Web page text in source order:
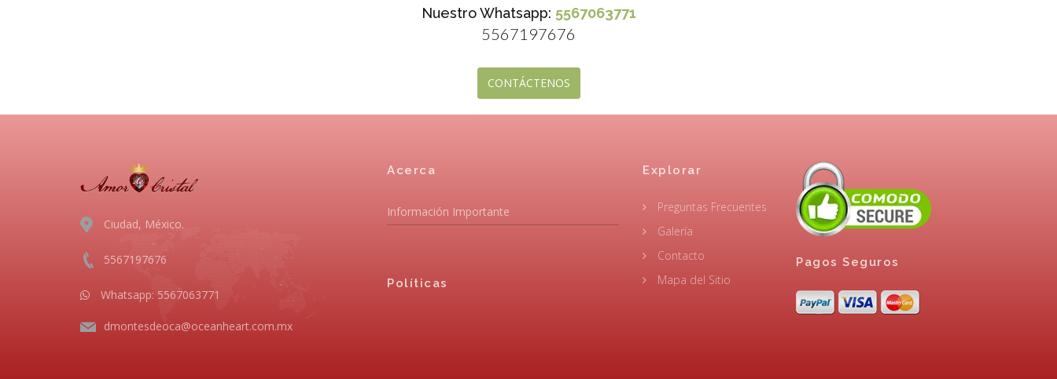
Nuestro Whatsapp: 5567063771
5567197676
CONTÁCTENOS
Ciudad, México.
5567197676
Whatsapp: 5567063771
dmontesdeoca@oceanheart.com.mx
Acerca
Información Importante
Políticas
Explorar
Preguntas Frecuentes
Galería
Contacto
Mapa del Sitio
Pagos Seguros